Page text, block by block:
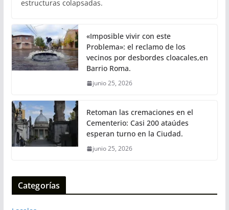
estructuras colapsadas.
«Imposible vivir con este
Problema»: el reclamo de los
vecinos por desbordes cloacales,en
Barrio Roma.
junio 25, 2026
Retoman las cremaciones en el
Cementerio: Casi 200 ataúdes
esperan turno en la Ciudad.
junio 25, 2026
Categorías